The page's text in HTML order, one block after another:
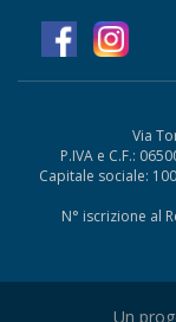
Via
P.IVA e C.F.:
Capitale sociale:
N° iscrizione al
Un